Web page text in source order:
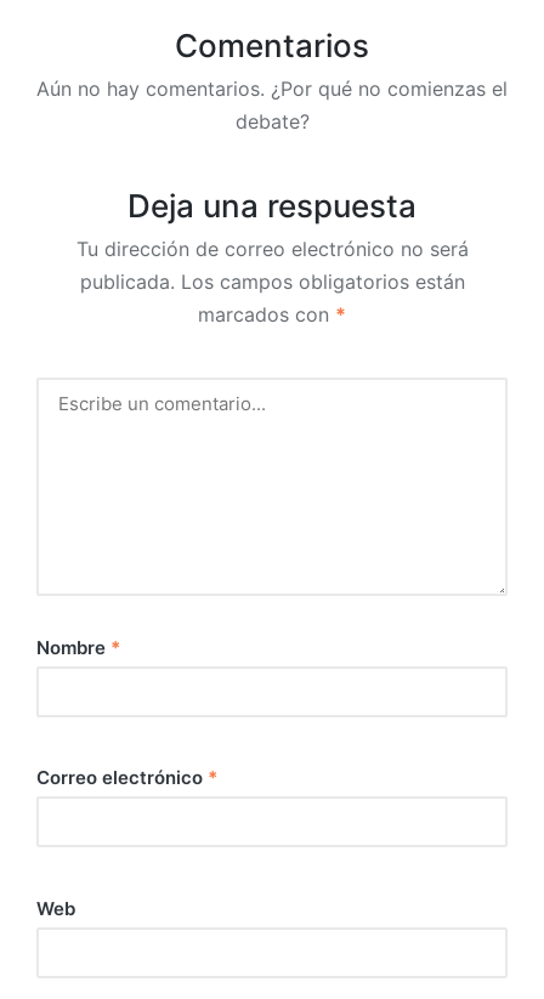
Comentarios
Aún no hay comentarios. ¿Por qué no comienzas el
debate?
Deja una respuesta
Tu dirección de correo electrónico no será
publicada. Los campos obligatorios están
marcados con *
Nombre *
Correo electrónico *
Web